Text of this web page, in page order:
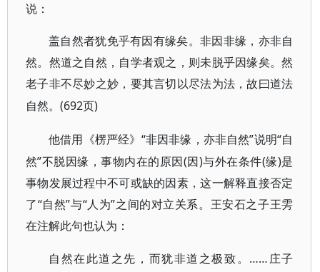
说：
盖自然者犹免乎有因有缘矣。非因非缘，亦非自
然。然道之自然，自学者观之，则未脱乎因缘矣。然
老子非不尽妙之妙，要其言切以尽法为法，故曰道法
自然。 (692页)
他借用《楞严经》 “非因非缘，亦非自然”说明“自
然”不脱因缘，事物内在的原因(因)与外在条件(缘)是
事物发展过程中不可或缺的因素，这一解释直接否定
了“自然”与“人为”之间的对立关系。王安石之子王雱
在注解此句也认为：
自然在此道之先，而犹非道之极致。 ……庄子